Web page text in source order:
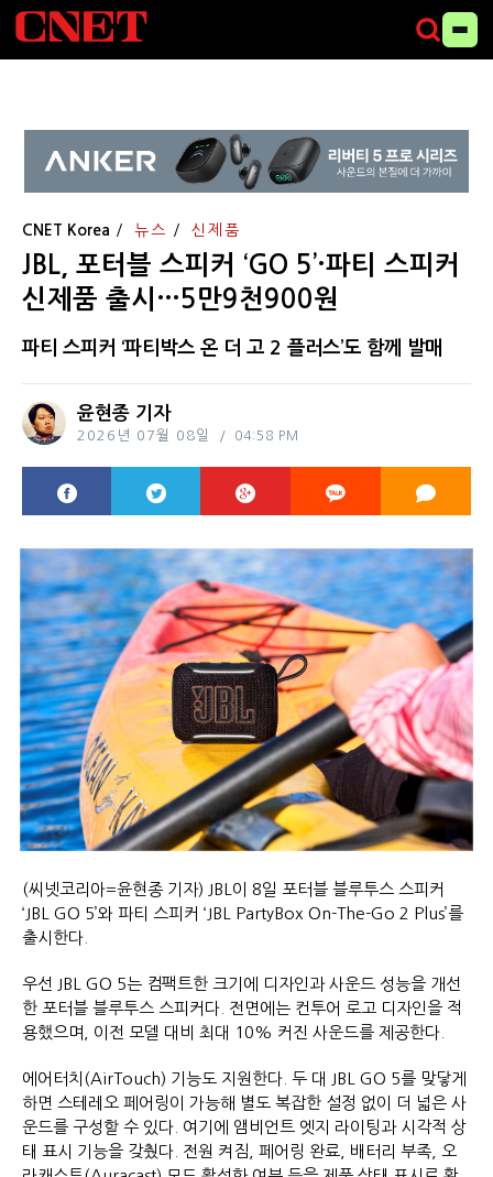
CNET Korea 뉴스 신제품
JBL, 포터블 스피커 ‘GO 5’·파티 스피커
신제품 출시…5만9천900원
파티 스피커 ‘파티박스 온 더 고 2 플러스’도 함께 발매
윤현종 기자
2026년 07월 08일 04:58 PM
(씨넷코리아=윤현종 기자) JBL이 8일 포터블 블루투스 스피커
‘JBL GO 5’와 파티 스피커 ‘JBL PartyBox On-The-Go 2 Plus’를
출시한다.
우선 JBL GO 5는 컴팩트한 크기에 디자인과 사운드 성능을 개선
한 포터블 블루투스 스피커다. 전면에는 컨투어 로고 디자인을 적
용했으며, 이전 모델 대비 최대 10% 커진 사운드를 제공한다.
에어터치(AirTouch) 기능도 지원한다. 두 대 JBL GO 5를 맞닿게
하면 스테레오 페어링이 가능해 별도 복잡한 설정 없이 더 넓은 사
운드를 구성할 수 있다. 여기에 앰비언트 엣지 라이팅과 시각적 상
태 표시 기능을 갖췄다. 전원 켜짐, 페어링 완료, 배터리 부족, 오